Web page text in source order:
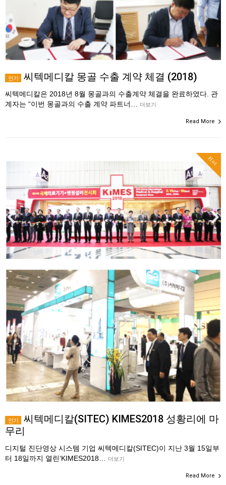
인기 씨텍메디칼 몽골 수출 계약 체결 (2018)
씨텍메디칼은 2018년 8월 몽골과의 수출계약 체결을 완료하였다. 관
계자는 “이번 몽골과의 수출 계약 파트너…
더보기
Read More
Hot
인기
씨텍메디칼(SITEC) KIMES2018 성황리에 마
무리
디지털 진단영상 시스템 기업 씨텍메디칼(SITEC)이 지난 3월 15일부
터 18일까지 열린‘KIMES2018… 더보기
Read More